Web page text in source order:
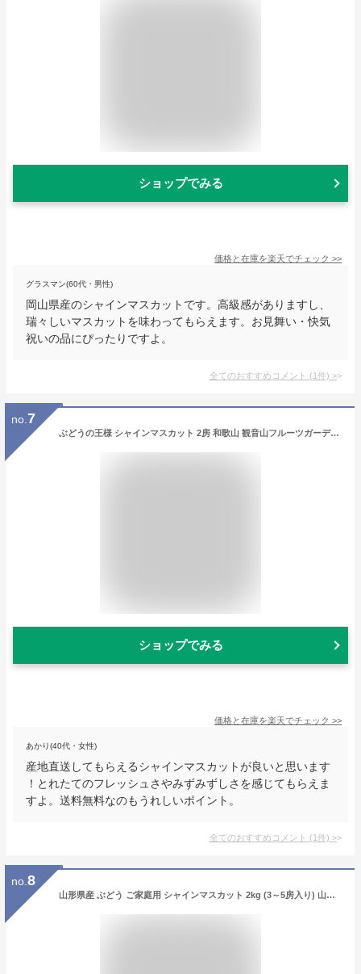
ショップでみる
価格と在庫を楽天でチェック >>
グラスマン(60代・男性)
岡山県産のシャインマスカットです。高級感がありますし、
瑞々しいマスカットを味わってもらえます。お見舞い・快気
祝いの品にぴったりですよ。
全てのおすすめコメント (1件) >
no. 7
ぶどうの王様 シャインマスカット 2房 和歌山 観音山フルーツガーデン 送料無料
ショップでみる
価格と在庫を楽天でチェック >>
あかり(40代・女性)
産地直送してもらえるシャインマスカットが良いと思います
！とれたてのフレッシュさやみずみずしさを感じてもらえま
すよ。送料無料なのもうれしいポイント。
全てのおすすめコメント (1件) >
no. 8
山形県産 ぶどう ご家庭用 シャインマスカット 2kg (3～5房入り) 山形県 葡萄 果物 フルーツ お取り寄せ